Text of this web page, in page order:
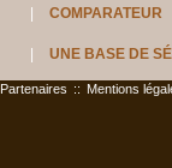
COMPARATEUR
UNE BASE DE
Partenaires :: Mentions